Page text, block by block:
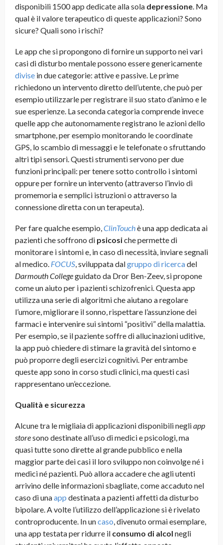
disponibili 1500 app dedicate alla sola depressione. Ma
qual è il valore terapeutico di queste applicazioni? Sono
sicure? Quali sono i rischi?
Le app che si propongono di fornire un supporto nei vari
casi di disturbo mentale possono essere genericamente
divise in due categorie: attive e passive. Le prime
richiedono un intervento diretto dell’utente, che può per
esempio utilizzarle per registrare il suo stato d’animo e le
sue esperienze. La seconda categoria comprende invece
quelle app che autonomamente registrano le azioni dello
smartphone, per esempio monitorando le coordinate
GPS, lo scambio di messaggi e le telefonate o sfruttando
altri tipi sensori. Questi strumenti servono per due
funzioni principali: per tenere sotto controllo i sintomi
oppure per fornire un intervento (attraverso l’invio di
promemoria e semplici istruzioni o attraverso la
connessione diretta con un terapeuta).
Per fare qualche esempio,ClinTouchè una app dedicata ai
pazienti che soffrono di psicosiche permette di
monitorare i sintomi e, in caso di necessità, inviare segnali
al medico. FOCUS, sviluppata dalgruppo di ricercadel
Darmouth Collegeguidato da Dror Ben-Zeev, si propone
come un aiuto per i pazienti schizofrenici. Questa app
utilizza una serie di algoritmi che aiutano a regolare
l’umore, migliorare il sonno, rispettare l’assunzione dei
farmaci e intervenire sui sintomi “positivi” della malattia.
Per esempio, se il paziente soffre di allucinazioni uditive,
la app può chiedere di stimare la gravità del sintomo e
può proporre degli esercizi cognitivi. Per entrambe
queste app sono in corso studi clinici, ma questi casi
rappresentano un’eccezione.
Qualità e sicurezza
Alcune tra le migliaia di applicazioni disponibili negliapp
storesono destinate all’uso di medici e psicologi, ma
quasi tutte sono dirette al grande pubblico e nella
maggior parte dei casi il loro sviluppo non coinvolge né i
medici né pazienti. Può allora accadere che agli utenti
arrivino delle informazioni sbagliate, come accaduto nel
caso di unaapp destinata a pazienti affetti da disturbo
bipolare. A volte l’utilizzo dell’applicazione si è rivelato
controproducente. In uncaso, divenuto ormai esemplare,
una app testata per ridurre il consumo di alcol negli